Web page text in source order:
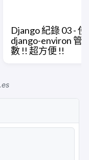
Django 紀錄 03 -
django-environ 管
數 !! 超方便 !!